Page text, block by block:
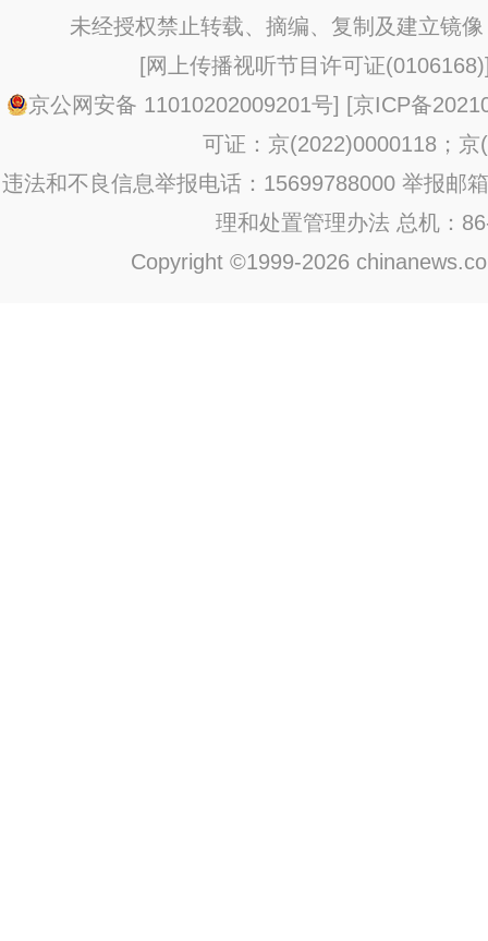
未经授权禁止转载、摘编、复制及建立镜
[网上传播视听节目许可证(0106168)
京公网安备 11010202009201号] [京ICP备
可证：京(2022)0000118；京
违法和不良信息举报电话：15699788000 举报邮
理和处置管理办法 总机：
Copyright ©1999-2026